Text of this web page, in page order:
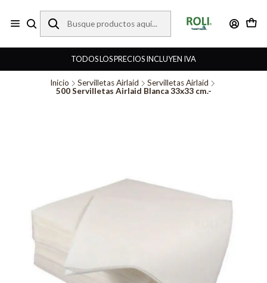
TODOS LOS PRECIOS INCLUYEN IVA
Inicio Servilletas Airlaid
Servilletas Airlaid
500 Servilletas Airlaid Blanca 33x33 cm.-